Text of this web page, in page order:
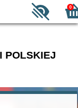
0
POLSKIEJ